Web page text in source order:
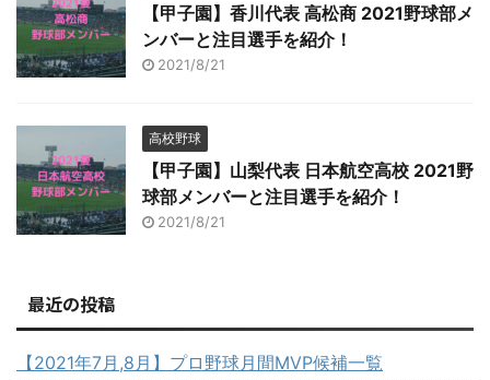
【甲子園】香川代表 高松商 2021野球部メ
ンバーと注目選手を紹介！
2021/8/21
高校野球
【甲子園】山梨代表 日本航空高校 2021野
球部メンバーと注目選手を紹介！
2021/8/21
最近の投稿
【2021年7月,8月】プロ野球月間MVP候補一覧